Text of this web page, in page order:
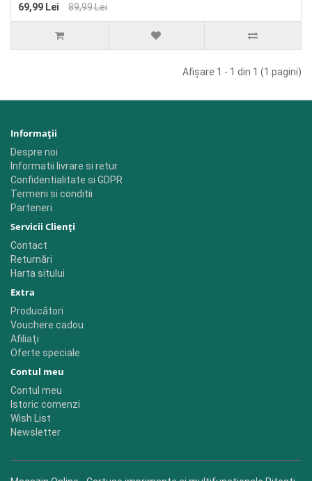
69,99 Lei
89,99 Lei
Afişare 1 - 1 din 1 (1 pagini)
Informaţii
Despre noi
Informatii livrare si retur
Confidentialitate si GDPR
Termeni si conditii
Parteneri
Servicii Clienţi
Contact
Returnări
Harta sitului
Extra
Producători
Vouchere cadou
Afiliaţi
Oferte speciale
Contul meu
Contul meu
Istoric comenzi
Wish List
Newsletter